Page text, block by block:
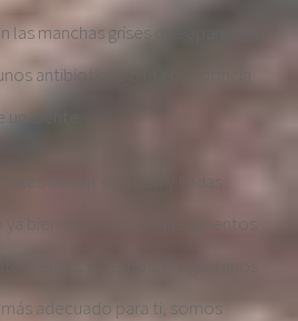
las manchas grises que aparecen
antibioticos o la endodoncia
diente.
tienen solución y todas
bien sea con blanqueamientos
externos. Preguntanos
adecuado para ti, somos